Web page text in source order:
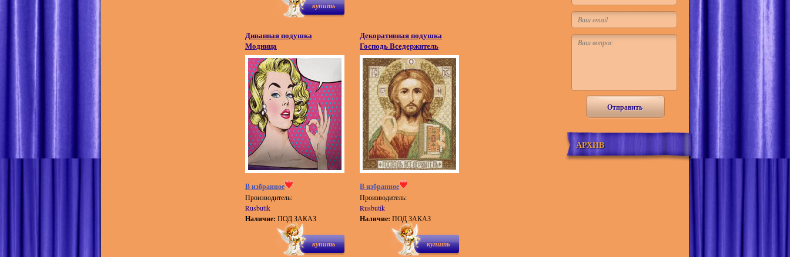
купить
Диванная подушка
Модница
В избранное
Производитель:
Rusbutik
Наличие: ПОД ЗАКАЗ
купить
Декоративная подушка
Господь Вседержитель
В избранное
Производитель:
Rusbutik
Наличие: ПОД ЗАКАЗ
купить
Отправить
АРХИВ